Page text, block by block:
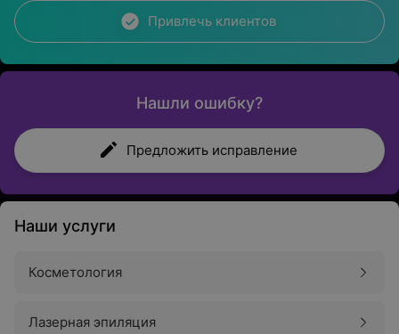
Привлечь клиентов
Нашли ошибку?
Предложить исправление
Наши услуги
Косметология
Лазерная эпиляция